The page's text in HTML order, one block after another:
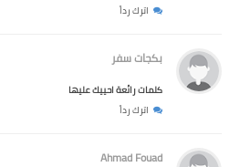
اترك رداً
بكجات سفر
كلمات رائعة احييك عليها
اترك رداً
Ahmad Fouad